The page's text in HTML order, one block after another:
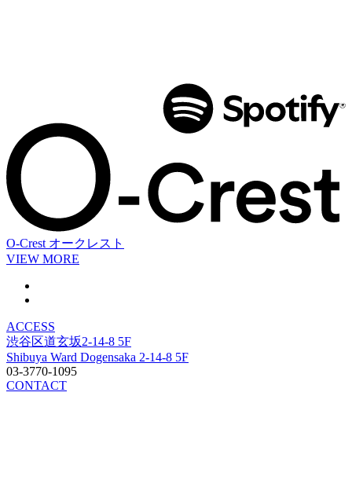
O-Crest オークレスト
VIEW MORE
ACCESS
渋谷区道玄坂2-14-8 5F
Shibuya Ward Dogensaka 2-14-8 5F
03-3770-1095
CONTACT